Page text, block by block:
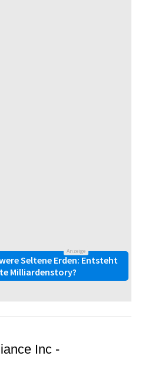
Anzeige
Seltene Erden: Entsteht
Milliardenstory?
Inc -